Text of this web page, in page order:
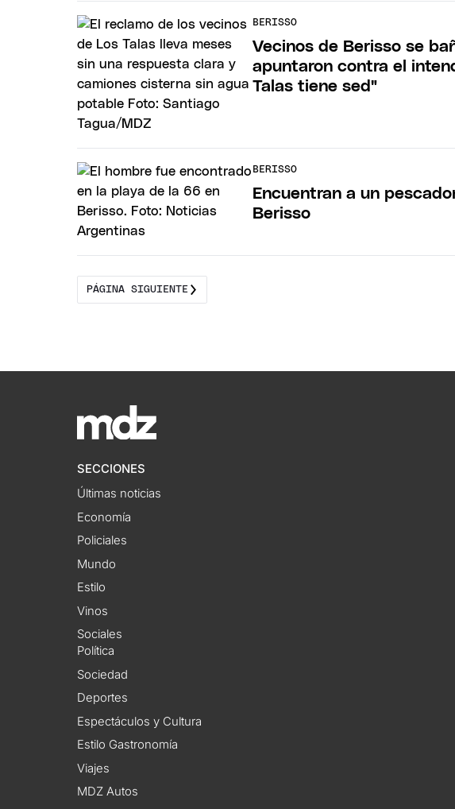
BERISSO
Vecinos de Berisso se
apuntaron contra el
Talas tiene sed"
BERISSO
Encuentran a un
Berisso
PÁGINA SIGUIENTE
SECCIONES
Últimas noticias
Economía
Policiales
Mundo
Estilo
Vinos
Sociales
Política
Sociedad
Deportes
Espectáculos y Cultura
Estilo Gastronomía
Viajes
MDZ Autos